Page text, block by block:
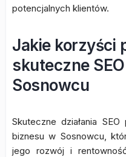
potencjalnych klientów.
Jakie korzyści
skuteczne
Sosnowcu
Skuteczne działania
biznesu w Sosnowcu,
jego rozwój i